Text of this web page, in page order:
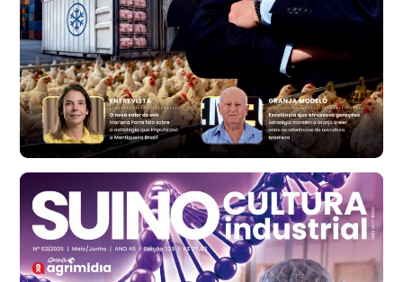
Bastos (SP)
R$ 134,40
cx
Ovo Vermelho - Regional
Bastos (SP)
R$ 147,87
cx
Frango - Indicador
SP
R$ 7,13
kg
Frango - Indicador